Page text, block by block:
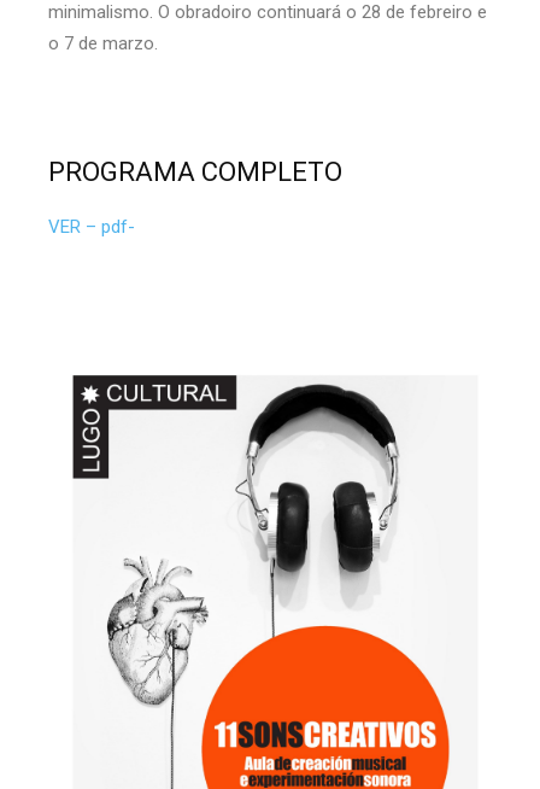
minimalismo. O obradoiro continuará o 28 de febreiro e
o 7 de marzo.
PROGRAMA COMPLETO
VER – pdf-